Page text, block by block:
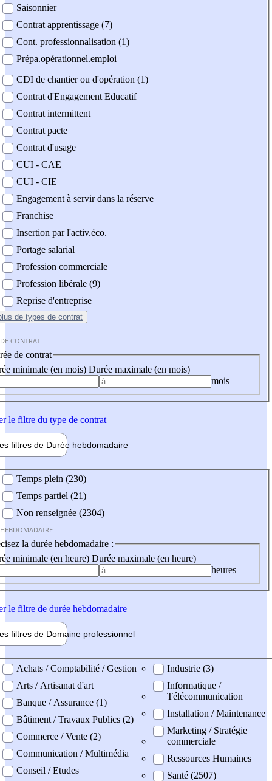
Saisonnier
Contrat apprentissage (7)
Cont. professionnalisation (1)
Prépa.opérationnel.emploi
CDI de chantier ou d'opération (1)
Contrat d'Engagement Educatif
Contrat intermittent
Contrat pacte
Contrat d'usage
CUI - CAE
CUI - CIE
Engagement à servir dans la réserve
Franchise
Insertion par l'activ.éco.
Portage salarial
Profession commerciale
Profession libérale (9)
Reprise d'entreprise
de types de contrat
CONTRAT
de contrat
minimale (en mois) Durée maximale (en mois)
mois
le filtre du type de contrat
filtres de Durée hebdomadaire
Temps plein (230)
Temps partiel (21)
Non renseignée (2304)
la durée hebdomadaire :
minimale (en heure) Durée maximale (en heure)
heures
le filtre de durée hebdomadaire
filtres de Domaine professionnel
professionel
Achats / Comptabilité / Gestion
Arts / Artisanat d'art
Banque / Assurance (1)
Bâtiment / Travaux Publics (2)
Commerce / Vente (2)
Communication / Multimédia
Conseil / Etudes
Industrie (3)
Informatique /
Télécommunication
Installation / Maintenance
Marketing / Stratégie
commerciale
Ressources Humaines
Santé (2507)